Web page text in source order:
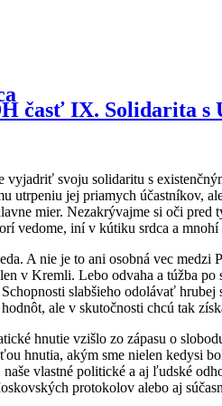
časť IX. Solidarita
svoju solidaritu s
jej priamych účastníkov,
mier. Nezakrývajme si oči
vedome, iní v kútiku srdca a
A nie je to ani osobná vec
v Kremli. Lebo odvaha a túžba
slabšieho odolávať
ale v skutočnosti chcú tak
hnutie vzišlo zo zápasu o
hnutia, akým sme nielen kedysi
vlastné politické a aj ľudské
protokolov alebo aj